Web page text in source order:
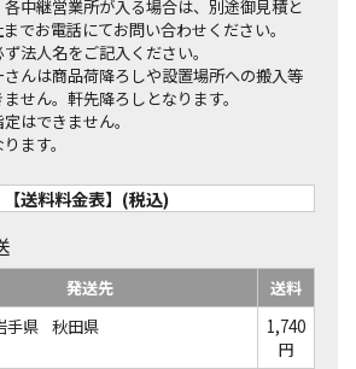
中継営業所が入る場合は、別途御見積と
でお電話にてお問い合わせください。
法人名をご記入ください。
んは商品荷降ろしや設置場所への搬入等
せん。軒先降ろしとなります。
はできません。
ます。
【送料料金表】(税込)
発送先
送料
手県 秋田県
1,740
円